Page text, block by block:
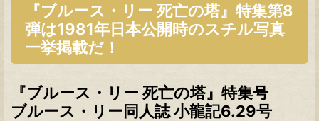
『ブルース・リー 死亡の塔』特集第8
弾は1981年日本公開時のスチル写真
一挙掲載だ！
『ブルース・リー 死亡の塔』特集号
ブルース・リー同人誌 小龍記6.29号